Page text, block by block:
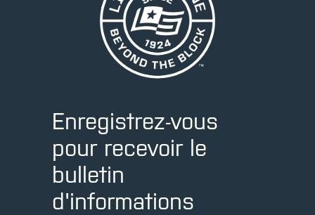
Enregistrez-vous
pour recevoir le
bulletin
d'informations